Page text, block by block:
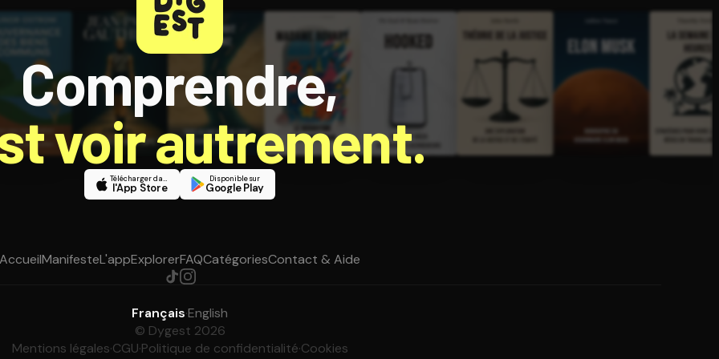
Comprendre,
voir autrement.
Télécharger dans
l'App Store
Disponible sur
Google Play
AccueilManifesteL'appExplorerFAQCatégoriesContact & Aide
Français·English
© Dygest 2026
Mentions légales·CGU·Politique de confidentialité·Cookies